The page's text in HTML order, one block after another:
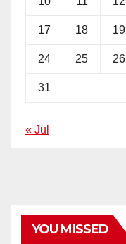
17 18 19
24 25 26
31
« Jul
YOU MISSED